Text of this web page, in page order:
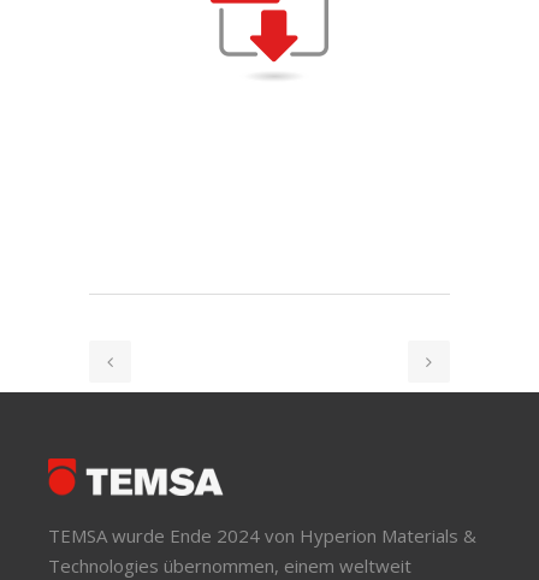
TEMSA wurde Ende 2024 von Hyperion Materials &
Technologies übernommen, einem weltweit